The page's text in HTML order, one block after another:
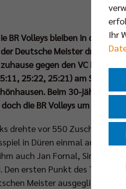
ie BR Volleys bleiben in der
der Deutsche Meister drei
zuhause gegen den VC
25:22, 25:21) am
Beim 30-jährigen
die BR Volleys um MVP
drehte vor 550 Zuschauern
in Düren einmal auf
auch Jan Fornal, Simon
Den ersten Punkt des Tages
Meister ausgeglichen
Ihr